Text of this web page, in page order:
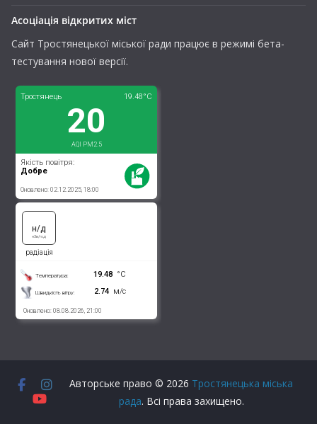
Асоціація відкритих міст
Сайт Тростянецької міської ради працює в режимі бета-
тестування нової версії.
Авторське право © 2026 Тростянецька міська
рада. Всі права захищено.